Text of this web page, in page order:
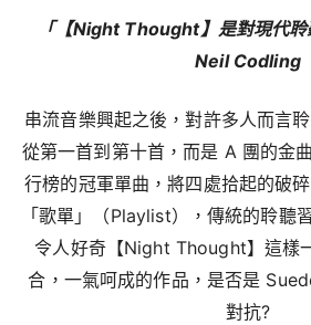
「【Night Thought】是對現代
Neil Codling
串流音樂興起之後，對許多人而言
從第一首到第十首，而是 A 團的金
行榜的冠軍單曲，將四處拾起的破
「歌單」（Playlist），傳統的聆聽
令人好奇【Night Thought】這樣
合，一氣呵成的作品，是否是
對抗?